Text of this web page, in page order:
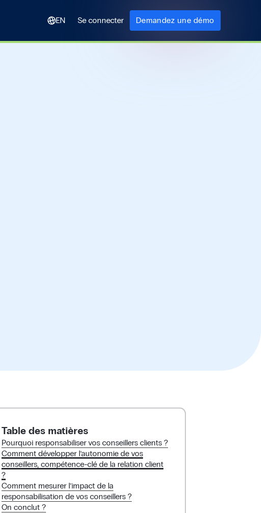
EN Se connecter Demandez une démo
Table des matières
Pourquoi responsabiliser vos conseillers clients ?
Comment développer l’autonomie de vos
conseillers, compétence-clé de la relation client
?
Comment mesurer l’impact de la
responsabilisation de vos conseillers ?
On conclut ?